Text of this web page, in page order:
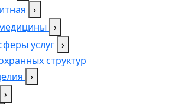
›
›
услуг ›
структур
›
›